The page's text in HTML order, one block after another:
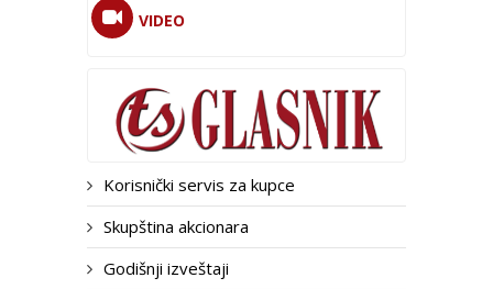
VIDEO
Korisnički servis za kupce
Skupština akcionara
Godišnji izveštaji